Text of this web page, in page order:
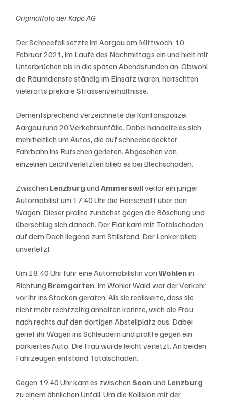
Originalfoto der Kapo AG
Der Schneefall setzte im Aargau am Mittwoch, 10.
Februar 2021, im Laufe des Nachmittags ein und hielt mit
Unterbrüchen bis in die späten Abendstunden an. Obwohl
die Räumdienste ständig im Einsatz waren, herrschten
vielerorts prekäre Strassenverhältnisse.
Dementsprechend verzeichnete die Kantonspolizei
Aargau rund 20 Verkehrsunfälle. Dabei handelte es sich
mehrheitlich um Autos, die auf schneebedeckter
Fahrbahn ins Rutschen gerieten. Abgesehen von
einzelnen Leichtverletzten blieb es bei Blechschaden.
Zwischen Lenzburg und Ammerswil verlor ein junger
Automobilist um 17.40 Uhr die Herrschaft über den
Wagen. Dieser prallte zunächst gegen die Böschung und
überschlug sich danach. Der Fiat kam mit Totalschaden
auf dem Dach liegend zum Stillstand. Der Lenker blieb
unverletzt.
Um 18.40 Uhr fuhr eine Automobilistin von Wohlen in
Richtung Bremgarten. Im Wohler Wald war der Verkehr
vor ihr ins Stocken geraten. Als sie realisierte, dass sie
nicht mehr rechtzeitig anhalten konnte, wich die Frau
nach rechts auf den dortigen Abstellplatz aus. Dabei
geriet ihr Wagen ins Schleudern und prallte gegen ein
parkiertes Auto. Die Frau wurde leicht verletzt. An beiden
Fahrzeugen entstand Totalschaden.
Gegen 19.40 Uhr kam es zwischen Seon und Lenzburg
zu einem ähnlichen Unfall. Um die Kollision mit der